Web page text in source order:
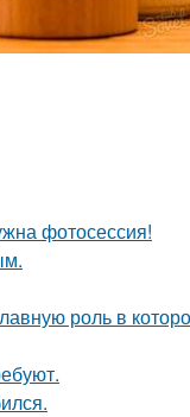
фотосессия!
роль в